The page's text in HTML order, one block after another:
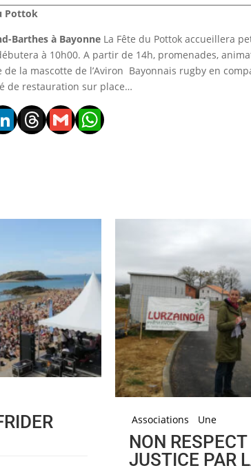
Pottok
Barthes à Bayonne La Fête du Pottok accueillera
à 10h00. A partir de 14h, promenades,
de la mascotte de l’Aviron Bayonnais rugby en
de restauration sur place…
Threads
GmailWhatsApp
Associations Une
NON
JUSTICE PAR